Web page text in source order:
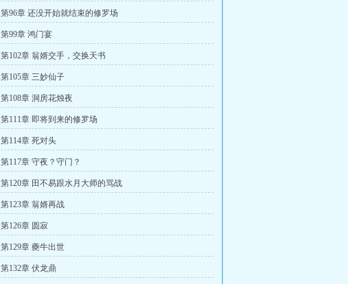
第96章 还没开始就结束的修罗场
第99章 鸿门宴
第102章 翁婿交手，交换天书
第105章 三妙仙子
第108章 洞房花烛夜
第111章 即将到来的修罗场
第114章 死对头
第117章 守夜？守门？
第120章 田不易跟水月大师的骂战
第123章 翁婿再战
第126章 圆寂
第129章 夔牛出世
第132章 伏龙鼎